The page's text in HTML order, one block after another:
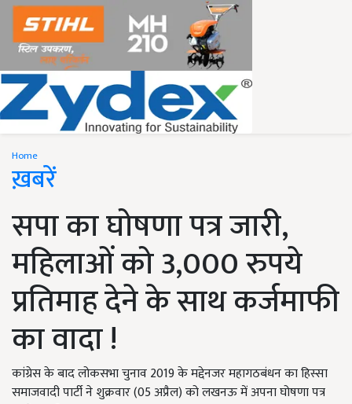
Home
ख़बरें
सपा का घोषणा पत्र जारी,
महिलाओं को 3,000 रुपये
प्रतिमाह देने के साथ कर्जमाफी
का वादा !
कांग्रेस के बाद लोकसभा चुनाव 2019 के मद्देनजर महागठबंधन का हिस्सा
समाजवादी पार्टी ने शुक्रवार (05 अप्रैल) को लखनऊ में अपना घोषणा पत्र